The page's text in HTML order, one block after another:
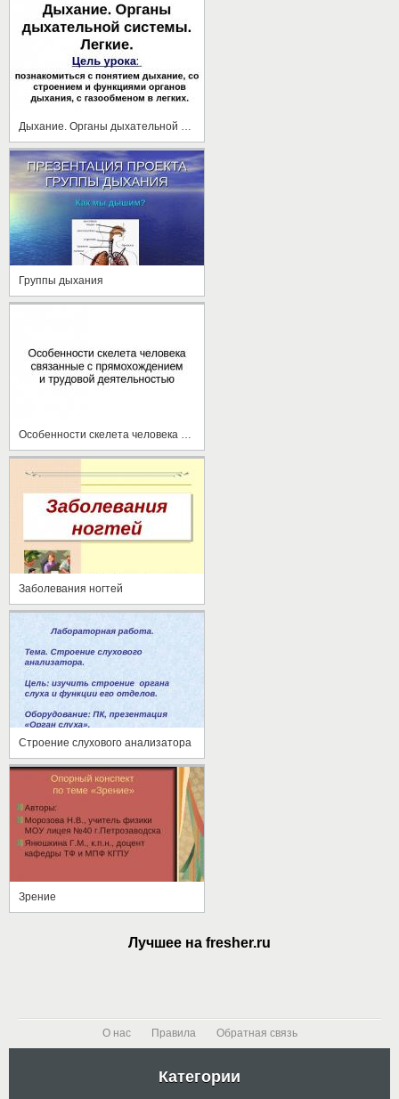
Группы дыхания
Заболевания ногтей
Строение слухового анализатора
Зрение
Лучшее на fresher.ru
О нас Правила Обратная связь
Категории